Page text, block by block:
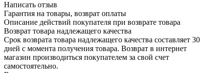
Написать отзыв
Гарантия на товары, возврат оплаты
Описание действий покупателя при возврате товара
Возврат товара надлежащего качества
Срок возврата товара надлежащего качества составляет 30
дней с момента получения товара. Возврат в интернет
магазин производиться покупателем за свой счет
самостоятельно.